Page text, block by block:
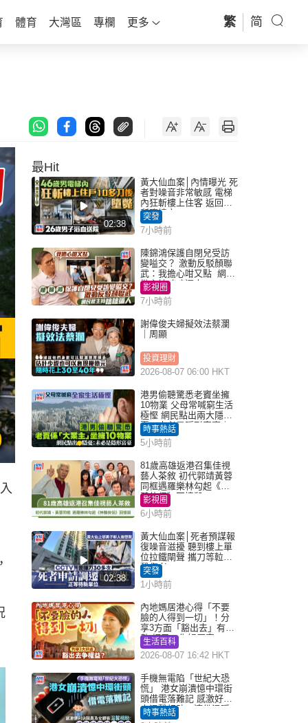
體育 大灣區 專欄 更多 繁 简
最Hit
02:38
黃大仙血案│內情曝光 死
者對噪音非常敏感 電梯
內狂斬樓上住客 返回住
所墮樓亡
突發
7小時前
陳錦鴻保護自閉兒受訪
變嗌交？ 激動反駁顏聯
武：我擔心咁又點 網民
批主持咄咄逼人
影視圈
7小時前
謝偉俊夫婦擬效法蔡瀾
｜周顯
投資理財
2026-08-07 06:00 HKT
港男偷聽驚悉老竇坐擁
10物業 父母常喊窮生活
極慳 網民點出兩大隱
憂：未必是隱形富豪｜
Juicy叮
時事熱話
5小時前
81歲高雄返港召集佳視
藝人茶敘 初代郭靖黃蓉
同框遇羅樂林勾起《神
鵰俠侶》回憶殺
影視圈
6小時前
02:38
黃大仙血案│死者預謀報
復噪音滋擾 聽到樓上單
位拉鐵閘聲 攜刀等𨋢伏
擊傷者
突發
1小時前
內地媽居港心得「不要
臉的人得到一切」！分
享3方面「豁出去」有著
數 網民：你好厲害
生活百科
2026-08-07 16:42 HKT
手機無電陷「世紀大恐
慌」 港女崩潰憶中環街
頭借電落難記 感激好心
人溫馨相助：這份溫暖
記一輩子｜Juicy叮
時事熱話